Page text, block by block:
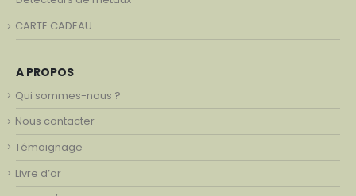
CARTE CADEAU
A PROPOS
Qui sommes-nous ?
Nous contacter
Témoignage
Livre d’or